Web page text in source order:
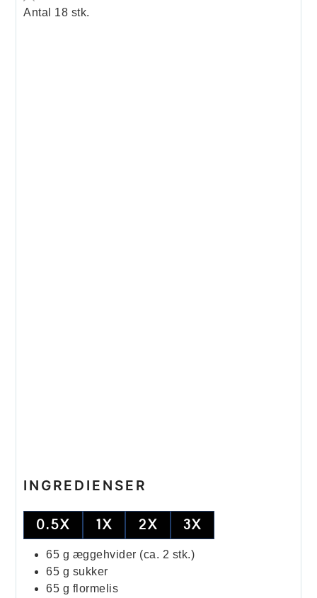
Antal 18 stk.
INGREDIENSER
0.5X 1X 2X 3X
65 g æggehvider (ca. 2 stk.)
65 g sukker
65 g flormelis